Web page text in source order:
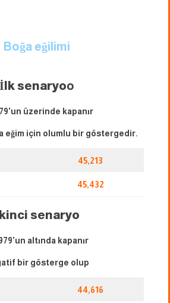
Boğa eğilimi
İlk senaryoo
üzerinde kapanır
eğim için olumlu bir göstergedir.
45,213
45,432
senaryo
altında kapanır
bir gösterge olup
44,616